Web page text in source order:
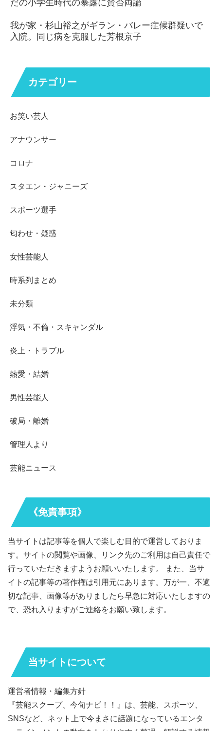
だの小学生時代の暴露に賛否両論
我が家・杉山裕之がギラン・バレー症候群疑いで
入院。同じ病を克服した芳根京子
カテゴリー
お笑い芸人
アナウンサー
コロナ
スタエン・ジャニーズ
スポーツ選手
匂わせ・疑惑
女性芸能人
時系列まとめ
未分類
浮気・不倫・スキャンダル
炎上・トラブル
熱愛・結婚
男性芸能人
破局・離婚
管理人より
芸能ニュース
《免責事項》
当サイトは記事等を個人で楽しむ目的で運営しておりま
す。サイトの閲覧や画像、リンク先のご利用は自己責任で
行っていただきますようお願いいたします。 また、当サ
イトの記事等の著作権は引用元にあります。万が一、不適
切な記事、画像等がありましたら早急に対応いたしますの
で、恐れ入りますがご連絡をお願い致します。
当サイトについて
運営者情報・編集方針
『芸能スクープ、今旬ナビ！！』は、芸能、スポーツ、
SNSなど、ネット上で今まさに話題になっているエンタ